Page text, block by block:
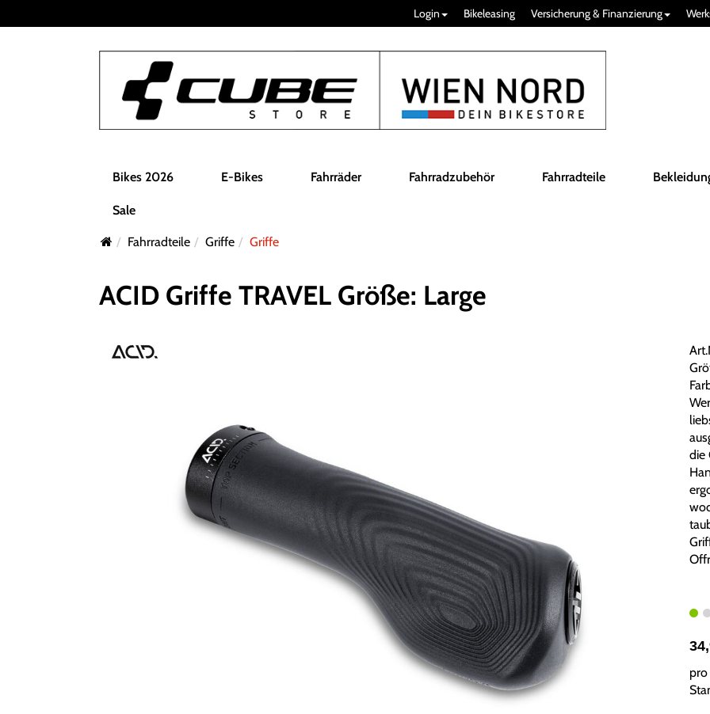
Login Bikeleasing Versicherung & Finanzierung
Bikes 2026 E-Bikes Fahrräder Fahrradzubehör Fahrradteile
Sale
Fahrradteile Griffe Griffe
ACID Griffe TRAVEL Größe: Large
die
pro